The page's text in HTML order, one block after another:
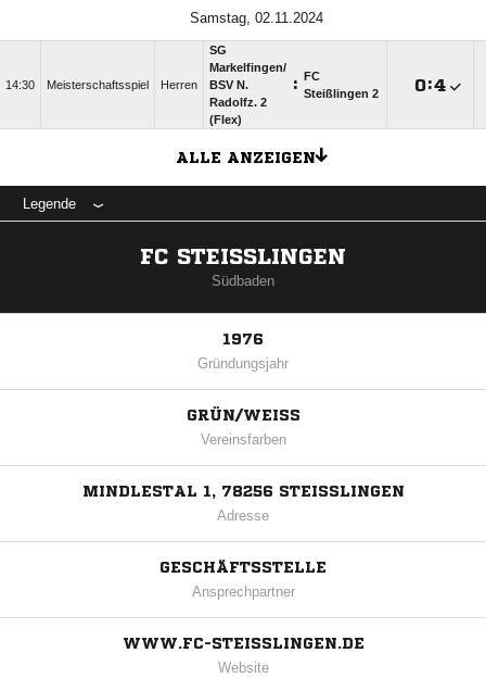
Samstag, 02.11.2024
14:30 Meisterschaftsspiel Herren
SG
Markelfingen/​
BSV N.
Radolfz. 2
(Flex)
:
FC
Steißlingen 2
:
ALLE ANZEIGEN
Legende
FC STEISSLINGEN
Südbaden
1976
Gründungsjahr
GRÜN/WEISS
Vereinsfarben
MINDLESTAL 1, 78256 STEISSLINGEN
Adresse
GESCHÄFTSSTELLE
Ansprechpartner
WWW.FC-STEISSLINGEN.DE
Website